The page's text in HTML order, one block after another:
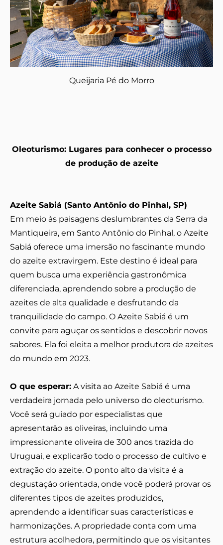
Queijaria Pé do Morro
Oleoturismo: Lugares para conhecer o processo
de produção de azeite
Azeite Sabiá (Santo Antônio do Pinhal, SP)
Em meio às paisagens deslumbrantes da Serra da
Mantiqueira, em Santo Antônio do Pinhal, o Azeite
Sabiá oferece uma imersão no fascinante mundo
do azeite extravirgem. Este destino é ideal para
quem busca uma experiência gastronômica
diferenciada, aprendendo sobre a produção de
azeites de alta qualidade e desfrutando da
tranquilidade do campo. O Azeite Sabiá é um
convite para aguçar os sentidos e descobrir novos
sabores. Ela foi eleita a melhor produtora de azeites
do mundo em 2023.
O que esperar: A visita ao Azeite Sabiá é uma
verdadeira jornada pelo universo do oleoturismo.
Você será guiado por especialistas que
apresentarão as oliveiras, incluindo uma
impressionante oliveira de 300 anos trazida do
Uruguai, e explicarão todo o processo de cultivo e
extração do azeite. O ponto alto da visita é a
degustação orientada, onde você poderá provar os
diferentes tipos de azeites produzidos,
aprendendo a identificar suas características e
harmonizações. A propriedade conta com uma
estrutura acolhedora, permitindo que os visitantes